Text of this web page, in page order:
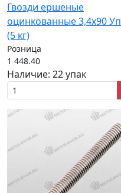
Гвозди ершеные
оцинкованные 3,4x90 Уп
(5 кг)
Розница
1 448.40
Наличие: 22 упак